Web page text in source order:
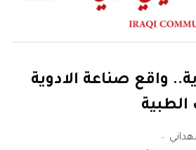
واقع صناعة الادوية
الطبية